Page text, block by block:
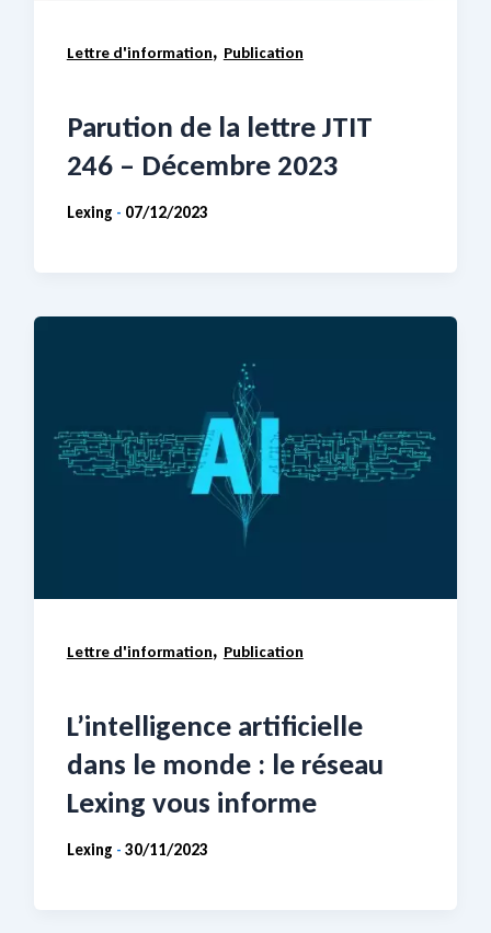
Lettre d'information, Publication
Parution de la lettre JTIT
246 – Décembre 2023
Lexing - 07/12/2023
Lettre d'information, Publication
L’intelligence artificielle
dans le monde : le réseau
Lexing vous informe
Lexing - 30/11/2023